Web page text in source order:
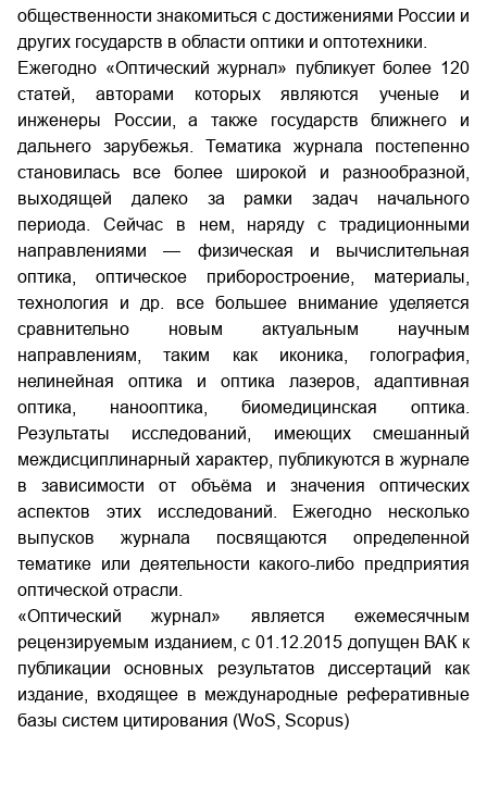
общественности знакомиться с достижениями России и
других государств в области оптики и оптотехники.
Ежегодно «Оптический журнал» публикует более 120
статей, авторами которых являются ученые и
инженеры России, а также государств ближнего и
дальнего зарубежья. Тематика журнала постепенно
становилась все более широкой и разнообразной,
выходящей далеко за рамки задач начального
периода. Сейчас в нем, наряду с традиционными
направлениями — физическая и вычислительная
оптика, оптическое приборостроение, материалы,
технология и др. все большее внимание уделяется
сравнительно новым актуальным научным
направлениям, таким как иконика, голография,
нелинейная оптика и оптика лазеров, адаптивная
оптика, нанооптика, биомедицинская оптика.
Результаты исследований, имеющих смешанный
междисциплинарный характер, публикуются в журнале
в зависимости от объёма и значения оптических
аспектов этих исследований. Ежегодно несколько
выпусков журнала посвящаются определенной
тематике или деятельности какого-либо предприятия
оптической отрасли.
«Оптический журнал» является ежемесячным
рецензируемым изданием, с 01.12.2015 допущен ВАК к
публикации основных результатов диссертаций как
издание, входящее в международные реферативные
базы систем цитирования (WoS Scopus)